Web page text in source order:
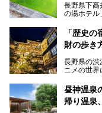
本記事では
との関係性
ので、野
て楽しみ
長野県下高
の湯ホテル
リピート
しみたい
「歴史
財の歩き
長野県の渋
ニメの世界
を隅々ま
滞在を最高
紹介します！
昼神温泉
帰り温泉